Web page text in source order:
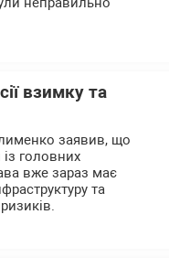
взимку та
заявив, що
головних
вже зараз має
та